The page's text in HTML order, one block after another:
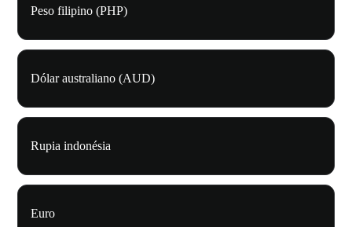
Peso filipino (PHP)
Dólar australiano (AUD)
Rupia indonésia
Euro